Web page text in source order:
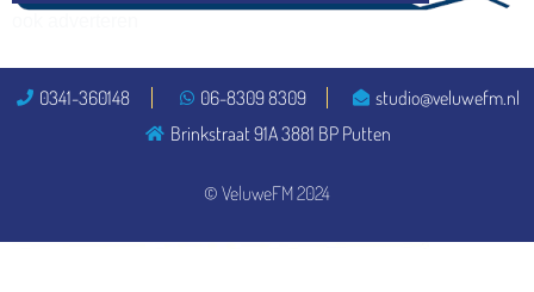
© VeluweFM 2024
0341-360148 06-8309 8309
studio@veluwefm.nl
Brinkstraat 91A 3881 BP Putten